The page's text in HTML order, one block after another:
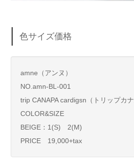
色サイズ価格
amne（アンヌ）
NO.amn-BL-001
trip CANAPA cardigsn（トリップカ
COLOR&SIZE
BEIGE：1(S) 2(M)
PRICE 19,000+tax